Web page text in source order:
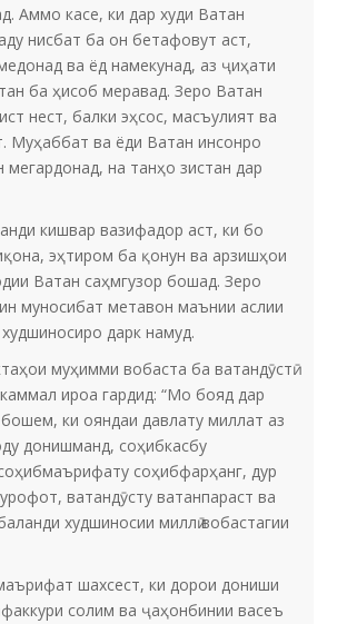
Аммо касе, ки дар худи Ватан
нисбат ба он бетафовут аст,
ва ёд намекунад, аз ҷиҳати
ба ҳисоб меравад. Зеро Ватан
нест, балки эҳсос, масъулият ва
Муҳаббат ва ёди Ватан инсонро
мегардонад, на танҳо зистан дар
кишвар вазифадор аст, ки бо
эҳтиром ба қонун ва арзишҳои
Ватан саҳмгузор бошад. Зеро
муносибат метавон маънии аслии
дарк намуд.
муҳимми вобаста ба ватандӯстӣ
ироа гардид: “Мо бояд дар
ки ояндаи давлату миллат аз
донишманд, соҳибкасбу
соҳибфарҳанг, дур
ватандӯсту ватанпараст ва
худшиносии миллӣ вобастагии
шахсест, ки дорои дониши
солим ва ҷаҳонбинии васеъ